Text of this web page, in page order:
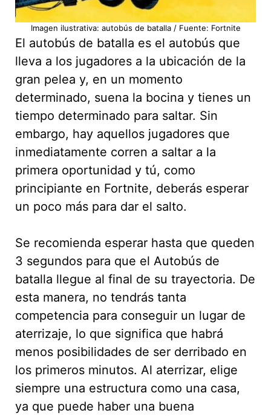
Imagen ilustrativa: autobús de batalla / Fuente: Fortnite
El autobús de batalla es el autobús que
lleva a los jugadores a la ubicación de la
gran pelea y, en un momento
determinado, suena la bocina y tienes un
tiempo determinado para saltar. Sin
embargo, hay aquellos jugadores que
inmediatamente corren a saltar a la
primera oportunidad y tú, como
principiante en Fortnite, deberás esperar
un poco más para dar el salto.
Se recomienda esperar hasta que queden
3 segundos para que el Autobús de
batalla llegue al final de su trayectoria. De
esta manera, no tendrás tanta
competencia para conseguir un lugar de
aterrizaje, lo que significa que habrá
menos posibilidades de ser derribado en
los primeros minutos. Al aterrizar, elige
siempre una estructura como una casa,
ya que puede haber una buena